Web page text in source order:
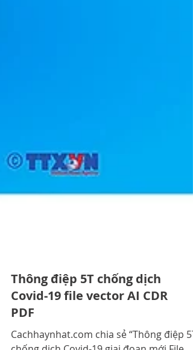
Thông điệp 5T chống dịch
Covid-19 file vector AI CDR
PDF